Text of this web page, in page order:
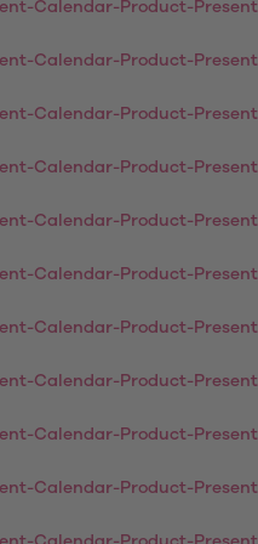
Vibrators
πολυτελείας
αυνανισμού
πέους
Calendar-Product-
Calendar-Product-
Calendar-Product-
Calendar-Product-
Calendar-Product-
Calendar-Product-
Calendar-Product-
Calendar-Product-
Calendar-Product-
Calendar-Product-